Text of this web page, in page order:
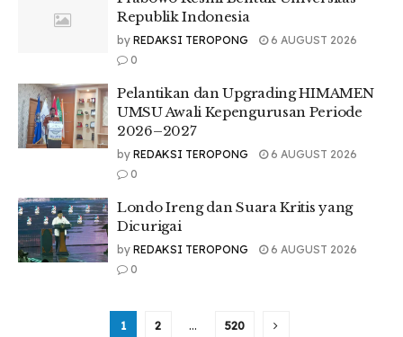
Republik Indonesia
by REDAKSI TEROPONG
6 AUGUST 2026
0
Pelantikan dan Upgrading HIMAMEN
UMSU Awali Kepengurusan Periode
2026–2027
by REDAKSI TEROPONG
6 AUGUST 2026
0
Londo Ireng dan Suara Kritis yang
Dicurigai
by REDAKSI TEROPONG
6 AUGUST 2026
0
1 2 … 520